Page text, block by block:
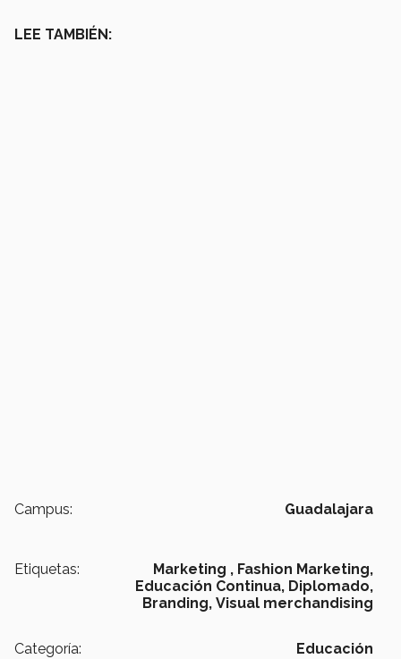
LEE TAMBIÉN:
Campus: Guadalajara
Etiquetas: Marketing , Fashion Marketing,
Educación Continua, Diplomado,
Branding, Visual merchandising
Categoría: Educación